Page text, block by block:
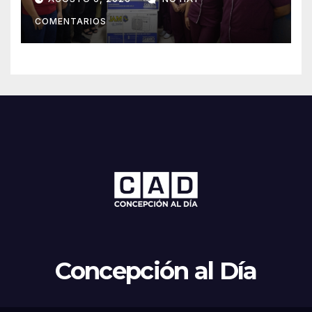
Concepción
COMENTARIOS
Concepción al Día